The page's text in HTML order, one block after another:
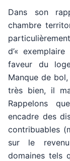
Dans son
chambre
d’«
faveur du
Manque de
très bien, il
Rappelons
encadre des
contribuables
sur le
domaines tels